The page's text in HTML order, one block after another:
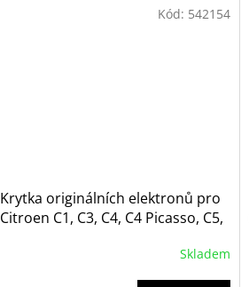
Krytka originálních elektronů pro
Citroen C1, C3, C4, C4 Picasso, C5,
Skladem
Kód: 542154